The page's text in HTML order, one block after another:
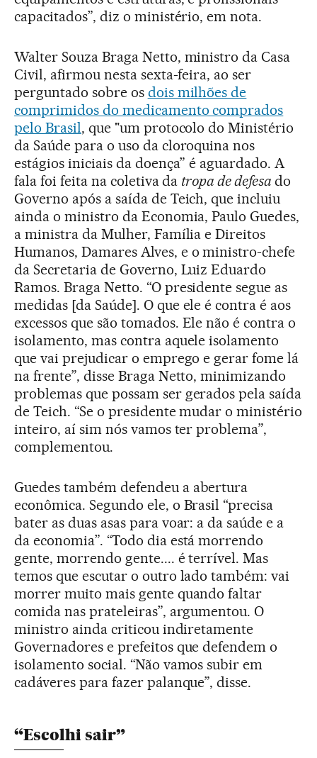
capacitados”, diz o ministério, em nota.
Walter Souza Braga Netto, ministro da Casa
Civil, afirmou nesta sexta-feira, ao ser
perguntado sobre os dois milhões de
comprimidos do medicamento comprados
pelo Brasil, que "um protocolo do Ministério
da Saúde para o uso da cloroquina nos
estágios iniciais da doença” é aguardado. A
fala foi feita na coletiva da tropa de defesado
Governo após a saída de Teich, que incluiu
ainda o ministro da Economia, Paulo Guedes,
a ministra da Mulher, Família e Direitos
Humanos, Damares Alves, e o ministro-chefe
da Secretaria de Governo, Luiz Eduardo
Ramos. Braga Netto. “O presidente segue as
medidas [da Saúde]. O que ele é contra é aos
excessos que são tomados. Ele não é contra o
isolamento, mas contra aquele isolamento
que vai prejudicar o emprego e gerar fome lá
na frente”, disse Braga Netto, minimizando
problemas que possam ser gerados pela saída
de Teich. “Se o presidente mudar o ministério
inteiro, aí sim nós vamos ter problema”,
complementou.
Guedes também defendeu a abertura
econômica. Segundo ele, o Brasil “precisa
bater as duas asas para voar: a da saúde e a
da economia”. “Todo dia está morrendo
gente, morrendo gente.... é terrível. Mas
temos que escutar o outro lado também: vai
morrer muito mais gente quando faltar
comida nas prateleiras”, argumentou. O
ministro ainda criticou indiretamente
Governadores e prefeitos que defendem o
isolamento social. “Não vamos subir em
cadáveres para fazer palanque”, disse.
“Escolhi sair”